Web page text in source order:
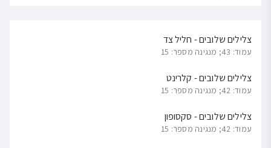
צלילים שלובים - חליל צד
עמוד: 43; מנגינה מספר: 15
צלילים שלובים - קלרינט
עמוד: 42; מנגינה מספר: 15
צלילים שלובים - סקסופון
עמוד: 42; מנגינה מספר: 15